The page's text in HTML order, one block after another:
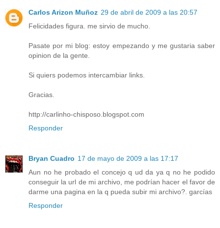
Carlos Arizon Muñoz 29 de abril de 2009 a las 20:57
Felicidades figura. me sirvio de mucho.
Pasate por mi blog: estoy empezando y me gustaria saber
opinion de la gente.
Si quiers podemos intercambiar links.
Gracias.
http://carlinho-chisposo.blogspot.com
Responder
Bryan Cuadro 17 de mayo de 2009 a las 17:17
Aun no he probado el concejo q ud da ya q no he podido
conseguir la url de mi archivo, me podrían hacer el favor de
darme una pagina en la q pueda subir mi archivo?. garcías
Responder